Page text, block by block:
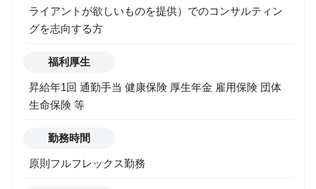
ライアントが欲しいものを提供）でのコンサルティン
グを志向する方
福利厚生
昇給年1回 通勤手当 健康保険 厚生年金 雇用保険 団体
生命保険 等
勤務時間
原則フルフレックス勤務